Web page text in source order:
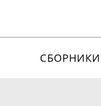
СБОРНИКИ